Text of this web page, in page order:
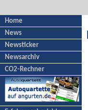
Home
News
Newsticker
Newsarchiv
CO2-Rechner